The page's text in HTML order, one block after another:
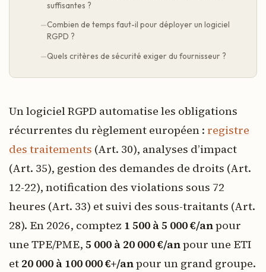
suffisantes ?
Combien de temps faut-il pour déployer un logiciel
RGPD ?
Quels critères de sécurité exiger du fournisseur ?
Un logiciel RGPD automatise les obligations
récurrentes du règlement européen : registre
des traitements (Art. 30), analyses d’impact
(Art. 35), gestion des demandes de droits (Art.
12-22), notification des violations sous 72
heures (Art. 33) et suivi des sous-traitants (Art.
28). En 2026, comptez 1 500 à 5 000 €/anpour
une TPE/PME, 5 000 à 20 000 €/anpour une ETI
et 20 000 à 100 000 €+/anpour un grand groupe.